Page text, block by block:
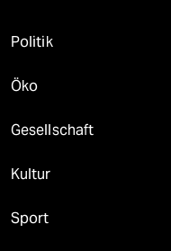
Politik
Öko
Gesellschaft
Kultur
Sport